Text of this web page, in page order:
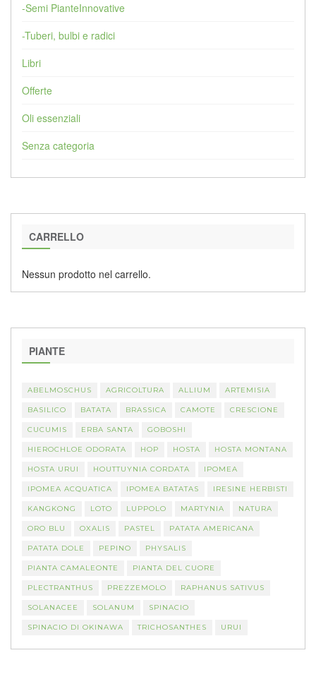
-Semi PianteInnovative
-Tuberi, bulbi e radici
Libri
Offerte
Oli essenziali
Senza categoria
CARRELLO
Nessun prodotto nel carrello.
PIANTE
ABELMOSCHUS AGRICOLTURA ALLIUM ARTEMISIA
BASILICO BATATA BRASSICA CAMOTE CRESCIONE
CUCUMIS ERBA SANTA GOBOSHI
HIEROCHLOE ODORATA HOP HOSTA HOSTA MONTANA
HOSTA URUI HOUTTUYNIA CORDATA IPOMEA
IPOMEA ACQUATICA IPOMEA BATATAS IRESINE HERBISTI
KANGKONG LOTO LUPPOLO MARTYNIA NATURA
ORO BLU OXALIS PASTEL PATATA AMERICANA
PATATA DOLE PEPINO PHYSALIS
PIANTA CAMALEONTE PIANTA DEL CUORE
PLECTRANTHUS PREZZEMOLO RAPHANUS SATIVUS
SOLANACEE SOLANUM SPINACIO
SPINACIO DI OKINAWA TRICHOSANTHES URUI